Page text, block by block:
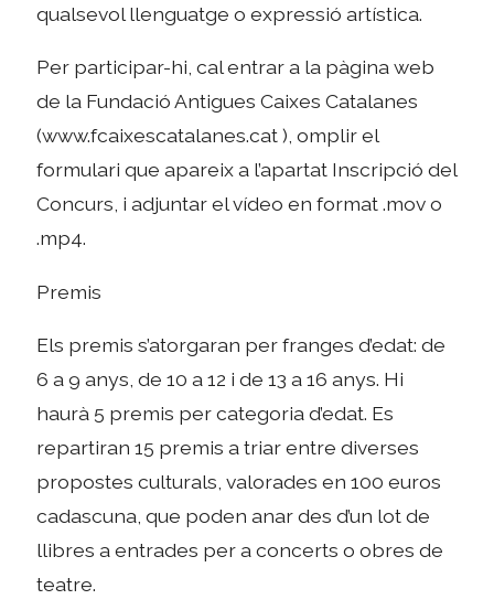
qualsevol llenguatge o expressió artística.
Per participar-hi, cal entrar a la pàgina web
de la Fundació Antigues Caixes Catalanes
(www.fcaixescatalanes.cat ), omplir el
formulari que apareix a l’apartat Inscripció del
Concurs, i adjuntar el vídeo en format .mov o
.mp4.
Premis
Els premis s’atorgaran per franges d’edat: de
6 a 9 anys, de 10 a 12 i de 13 a 16 anys. Hi
haurà 5 premis per categoria d’edat. Es
repartiran 15 premis a triar entre diverses
propostes culturals, valorades en 100 euros
cadascuna, que poden anar des d’un lot de
llibres a entrades per a concerts o obres de
teatre.